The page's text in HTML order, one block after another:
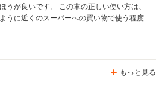
うが良いです。 この車の正しい使い方は、
うに近くのスーパーへの買い物で使う程度が
いでしょうか。
もっと見る